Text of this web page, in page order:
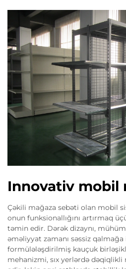
Innovativ mobil
Çəkili mağaza sebəti olan mobil
onun funksionallığını artırmaq
təmin edir. Dərək dizaynı,
əməliyyat zamanı səssiz
formülələşdirilmiş kauçuk
mehanizmi, sıx yerlərdə